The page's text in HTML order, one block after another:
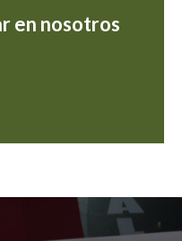
en nosotros